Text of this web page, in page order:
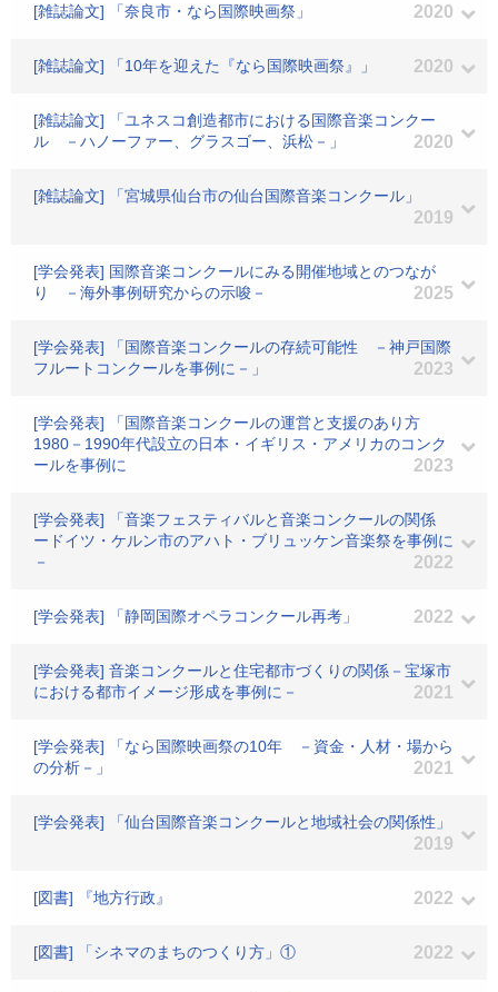
[雑誌論文] 「奈良市・なら国際映画祭」 2020
[雑誌論文] 「10年を迎えた『なら国際映画祭』」 2020
[雑誌論文] 「ユネスコ創造都市における国際音楽コンクー
ル －ハノーファー、グラスゴー、浜松－」
2020
[雑誌論文] 「宮城県仙台市の仙台国際音楽コンクール」
2019
[学会発表] 国際音楽コンクールにみる開催地域とのつなが
り －海外事例研究からの示唆－
2025
[学会発表] 「国際音楽コンクールの存続可能性 －神戸国際
フルートコンクールを事例に－」
2023
[学会発表] 「国際音楽コンクールの運営と支援のあり方
1980－1990年代設立の日本・イギリス・アメリカのコンク
ールを事例に
2023
[学会発表] 「音楽フェスティバルと音楽コンクールの関係
ードイツ・ケルン市のアハト・ブリュッケン音楽祭を事例に
－
2022
[学会発表] 「静岡国際オペラコンクール再考」 2022
[学会発表] 音楽コンクールと住宅都市づくりの関係－宝塚市
における都市イメージ形成を事例に－
2021
[学会発表] 「なら国際映画祭の10年 －資金・人材・場から
の分析－」
2021
[学会発表] 「仙台国際音楽コンクールと地域社会の関係性」
2019
[図書] 『地方行政』 2022
[図書] 「シネマのまちのつくり方」① 2022